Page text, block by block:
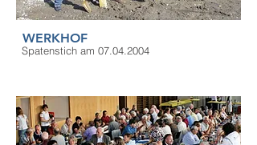
WERKHOF
Spatenstich am 07.04.2004